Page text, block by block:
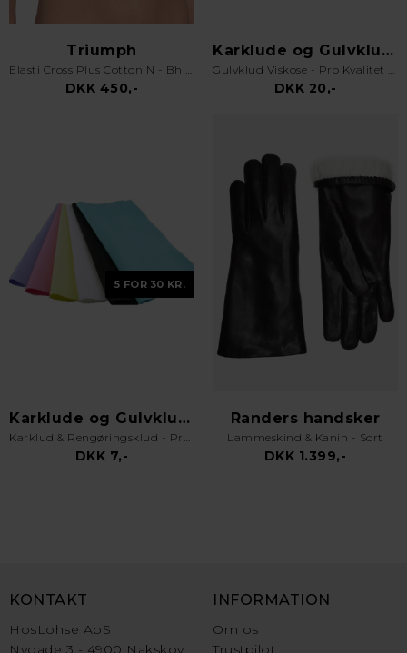
Triumph
Elasti Cross Plus Cotton N - Bh uden bøjle - Hvid
DKK 450,-
Karklude og Gulvklude
Gulvklud Viskose - Pro Kvalitet - Orange
DKK 20,-
5 FOR 30 KR.
Karklude og Gulvklude
Karklud & Rengøringsklud - Pro Kvalitet - Valgfri Farve
DKK 7,-
Randers handsker
Lammeskind & Kanin - Sort
DKK 1.399,-
KONTAKT
HosLohse ApS
Nygade 3 - 4900 Nakskov
INFORMATION
Om os
Trustpilot